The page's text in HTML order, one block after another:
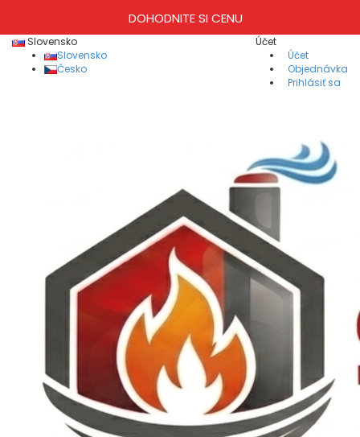
DOHODNITE SI CENU
Účet
Účet
Objednávka
Prihlásiť sa
Slovensko
Slovensko
Česko